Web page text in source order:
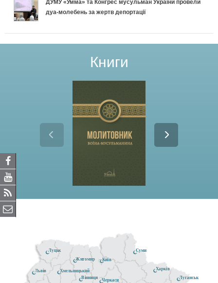
ДУМУ «Умма» та Конгрес мусульман України провели
дуа-молебень за жертв депортації
Книги
Житомир
Черкаси
Київ
Луганськ
Хмельницький
Луцьк Суми
Вінниця
Львів Харків